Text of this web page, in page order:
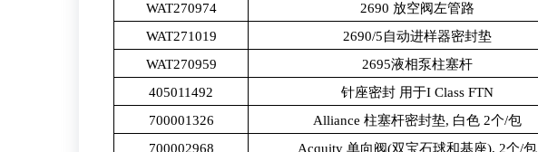
WAT270974
2690 放空阀左管路
WAT271019
2690/5自动进样器密封垫
WAT270959
2695液相泵柱塞杆
405011492
针座密封 用于I Class FTN
700001326
Alliance 柱塞杆密封垫, 白色 2个/包
700002968
Acquity 单向阀(双宝石球和基座), 2个/包